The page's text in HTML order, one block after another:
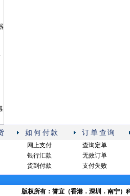
如何付款 订单查询
网上支付
银行汇款
货到付款
查询定单
无效订单
支付失败
版权所有：誉宜（香港．深圳．南宁